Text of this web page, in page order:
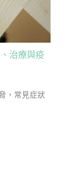
治療與疫
，常見症狀